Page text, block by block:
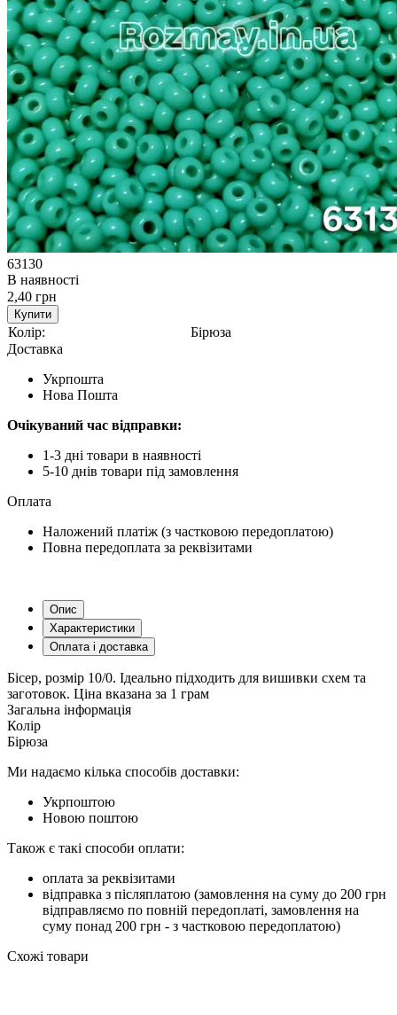
63130
В наявності
2,40 грн
Купити
Колір:
Бірюза
Доставка
Укрпошта
Нова Пошта
Очікуваний час відправки:
1-3 дні товари в наявності
5-10 днів товари під замовлення
Оплата
Наложений платіж (з частковою передоплатою)
Повна передоплата за реквізитами
Опис
Характеристики
Оплата і доставка
Бісер, розмір 10/0. Ідеально підходить для вишивки схем та
заготовок. Ціна вказана за 1 грам
Загальна інформація
Колір
Бірюза
Ми надаємо кілька способів доставки:
Укрпоштою
Новою поштою
Також є такі способи оплати:
оплата за реквізитами
відправка з післяплатою (замовлення на суму до 200 грн
відправляємо по повній передоплаті, замовлення на
суму понад 200 грн - з частковою передоплатою)
Схожі товари